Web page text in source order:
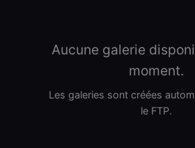
Aucune galerie
moment.
Les galeries sont créées
le FTP.